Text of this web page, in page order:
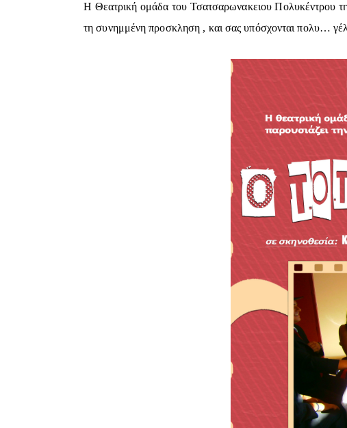
Η Θεατρική ομάδα του Τσατσαρωνακειου Πολυκέντρου
τη συνημμένη προσκληση , και σας υπόσχονται πολυ…